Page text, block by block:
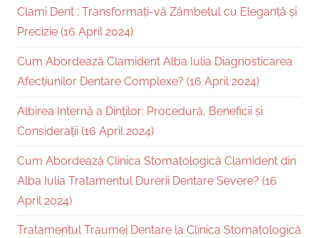
Clami Dent : Transformați-vă Zâmbetul cu Eleganță și
Precizie (16 April 2024)
Cum Abordează Clamident Alba Iulia Diagnosticarea
Afecțiunilor Dentare Complexe? (16 April 2024)
Albirea Internă a Dinților: Procedură, Beneficii și
Considerații (16 April 2024)
Cum Abordează Clinica Stomatologică Clamident din
Alba Iulia Tratamentul Durerii Dentare Severe? (16
April 2024)
Tratamentul Traumei Dentare la Clinica Stomatologică